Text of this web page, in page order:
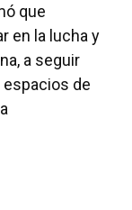
que
en la lucha y
a seguir
de